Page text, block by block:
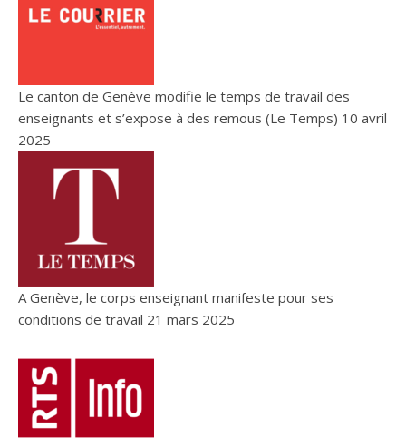
Le canton de Genève modifie le temps de travail des
enseignants et s’expose à des remous (Le Temps) 10 avril
2025
A Genève, le corps enseignant manifeste pour ses
conditions de travail 21 mars 2025